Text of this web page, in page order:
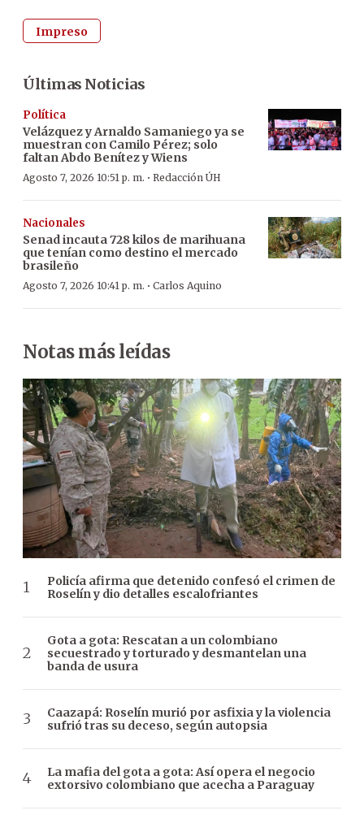
Impreso
Últimas Noticias
Política
Velázquez y Arnaldo Samaniego ya se
muestran con Camilo Pérez; solo
faltan Abdo Benítez y Wiens
Agosto 7, 2026 10:51 p. m. · Redacción ÚH
Nacionales
Senad incauta 728 kilos de marihuana
que tenían como destino el mercado
brasileño
Agosto 7, 2026 10:41 p. m. · Carlos Aquino
Notas más leídas
Policía afirma que detenido confesó el crimen de
Roselín y dio detalles escalofriantes
Gota a gota: Rescatan a un colombiano
secuestrado y torturado y desmantelan una
banda de usura
Caazapá: Roselín murió por asfixia y la violencia
sufrió tras su deceso, según autopsia
La mafia del gota a gota: Así opera el negocio
extorsivo colombiano que acecha a Paraguay